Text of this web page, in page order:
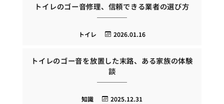
トイレのゴー音修理、信頼できる業者の選び方
2026.01.16
トイレ
トイレのゴー音を放置した末路、ある家族の体験
談
2025.12.31
知識